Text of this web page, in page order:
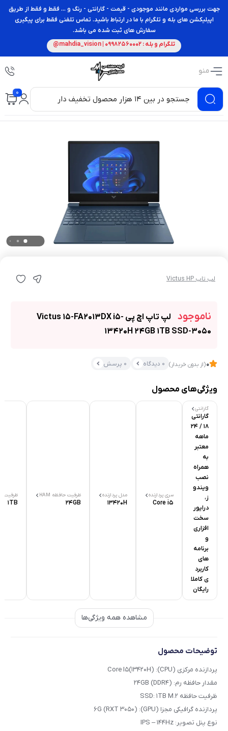
جهت بررسی مواردی مانند موجودی - قیمت - گارانتی - رنگ و ... فقط و فقط از طریق
اپیلیکشن های بله و تلگرام با ما در ارتباط باشید. تماس تلفنی فقط برای پیگیری
سفارش های ثبت شده می باشد.
تلگرام و بله : 09982560002 | mahdia_vision@
منو
0
لپ تاپ Victus HP
ناموجود
لپ تاپ اچ پی Victus 15-FA2013DX i5-
13420H 24GB 1TB SSD-3050
0(از بدون خریدار) 0 دیدگاه 0 پرسش
ویژگی‌های محصول
گارانتی
گارانتی
18 / 24
ماهه
معتبر
به
همراه
نصب
ویندو
ز،
درایور
سخت
افزاری
و
برنامه
های
کاربرد
ی کاملا
رایگان
سری پردازنده
Core i5
مدل پردازنده
13420H
ظرفیت حافظه RAM
24GB
ظرفیت SSD
1TB
مشاهده همه ویژگی‌ها
توضیحات محصول
پردازنده مرکزی (CPU): Core I5(13420H)
مقدار حافظه رم: 24GB (DDR4)
ظرفیت حافظه SSD: 1TB M.2
پردازنده گرافیکی مجزا (GPU): 6G (RXT 3050)
نوع پنل تصویر: IPS – 144Hz